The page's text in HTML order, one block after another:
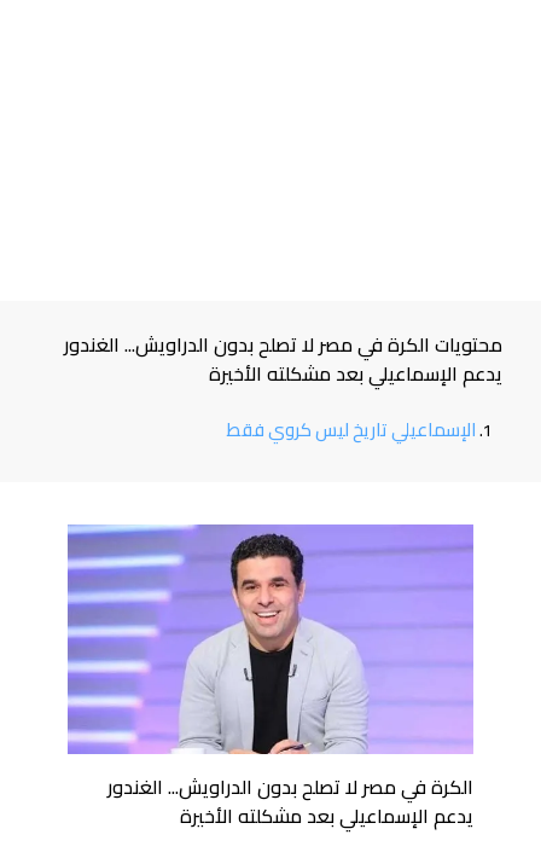
محتويات الكرة في مصر لا تصلح بدون الدراويش... الغندور
يدعم الإسماعيلي بعد مشكلته الأخيرة
الإسماعيلي تاريخ ليس كروي فقط
الكرة في مصر لا تصلح بدون الدراويش... الغندور
يدعم الإسماعيلي بعد مشكلته الأخيرة